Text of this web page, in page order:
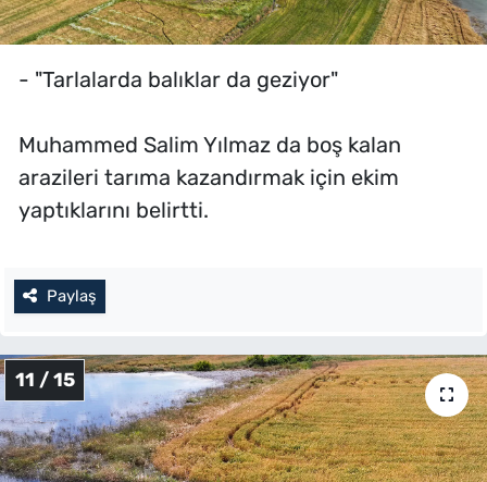
- "Tarlalarda balıklar da geziyor"
Muhammed Salim Yılmaz da boş kalan
arazileri tarıma kazandırmak için ekim
yaptıklarını belirtti.
Paylaş
11 / 15